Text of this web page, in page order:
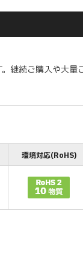
継続ご購入や大量
環境対応(RoHS)